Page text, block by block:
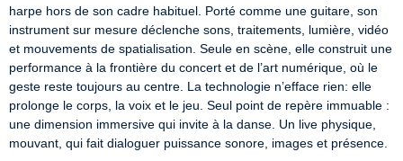
harpe hors de son cadre habituel. Porté comme une guitare, son
instrument sur mesure déclenche sons, traitements, lumière, vidéo
et ­mouvements de spatialisation. Seule en scène, elle construit une
performance à la frontière du concert et de l’art numérique, où le
geste reste toujours au centre. La technologie n’efface rien: elle
prolonge le corps, la voix et le jeu. Seul point de repère immuable :
une dimension immersive qui invite à la danse. Un live physique,
mouvant, qui fait dialoguer puissance sonore, images et ­présence.